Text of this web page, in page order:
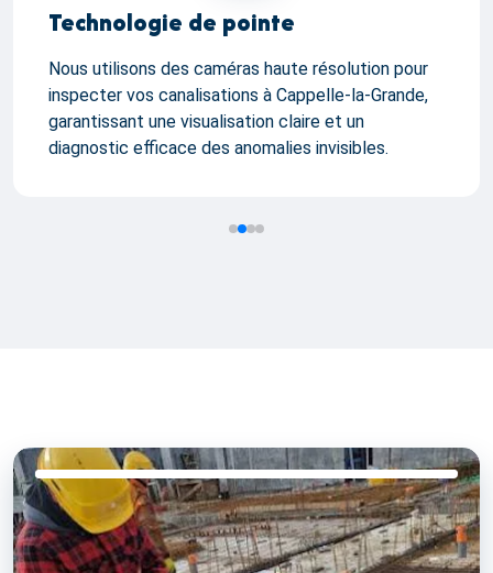
Technologie de pointe
Nous utilisons des caméras haute résolution pour
inspecter vos canalisations à Cappelle-la-Grande,
garantissant une visualisation claire et un
diagnostic efficace des anomalies invisibles.